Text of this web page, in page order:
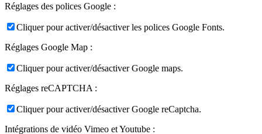
Réglages des polices Google :
Cliquer pour activer/désactiver les polices Google Fonts.
Réglages Google Map :
Cliquer pour activer/désactiver Google maps.
Réglages reCAPTCHA :
Cliquer pour activer/désactiver Google reCaptcha.
Intégrations de vidéo Vimeo et Youtube :